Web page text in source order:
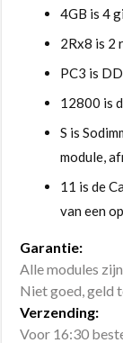
4GB is 4
2Rx8 is 2
PC3 is
12800 is
S is
module,
11 is de
van een
Garantie:
Alle modules
Niet goed, geld
Verzending:
Voor 16:30